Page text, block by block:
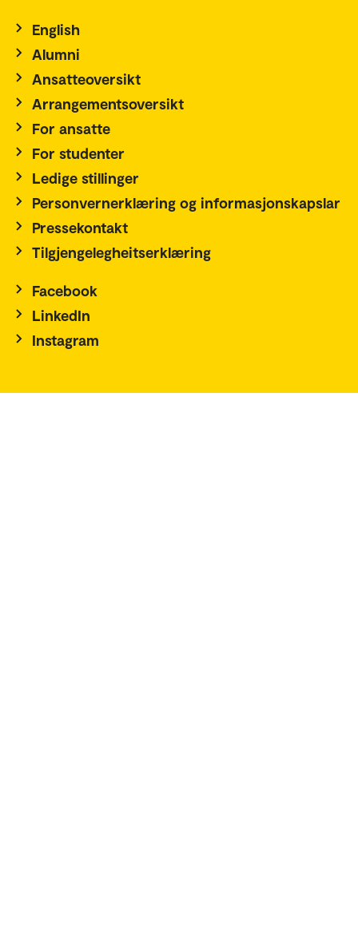
English
Alumni
Ansatteoversikt
Arrangementsoversikt
For ansatte
For studenter
Ledige stillinger
Personvernerklæring og informasjonskapslar
Pressekontakt
Tilgjengelegheitserklæring
Facebook
LinkedIn
Instagram